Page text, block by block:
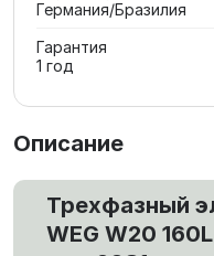
Германия/Бразилия
Гарантия
1 год
Описание
Трехфазный
WEG W20